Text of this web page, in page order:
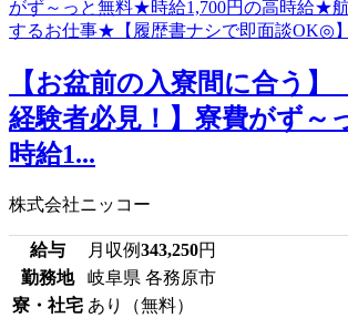
【お盆前の入寮間に合う】
経験者必見！】寮費がず～
時給1...
株式会社ニッコー
給与 月収例343,250円
勤務地
岐阜県 各務原市
寮・社宅 あり（無料）